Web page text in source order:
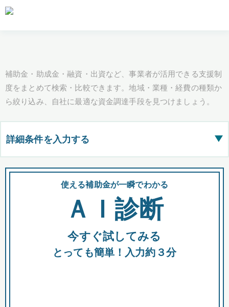
補助金・助成金・融資・出資など、事業者が活用できる支援制
度をまとめて検索・比較できます。地域・業種・経費の種類か
ら絞り込み、自社に最適な資金調達手段を見つけましょう。
詳細条件を入力する ▶
都道府県
全国の検索結果を含めて表示
助成金 融資 出資
使える補助金が一瞬でわかる
ＡＩ診断
今すぐ試してみる
とっても簡単！入力約３分